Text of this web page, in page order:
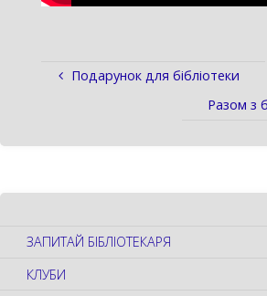
Подарунок для бібліотеки
Разом з
ЗАПИТАЙ БІБЛІОТЕКАРЯ
КЛУБИ